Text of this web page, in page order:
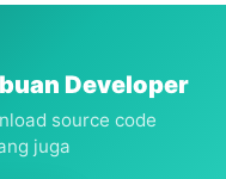
Developer
source code
juga